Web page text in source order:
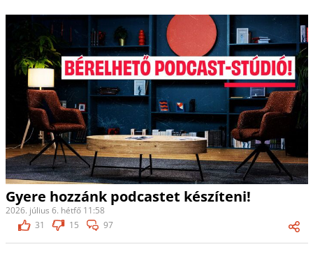
Gyere hozzánk podcastet készíteni!
2026. július 6. hétfő 11:58
31
15 97